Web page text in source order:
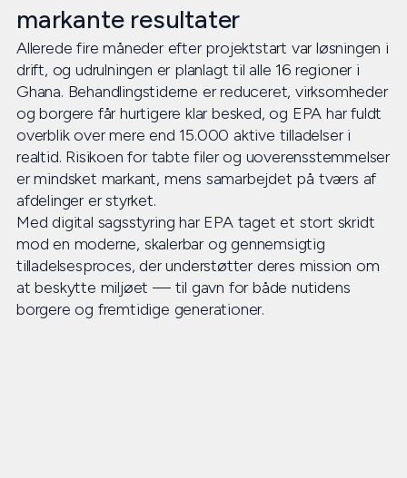
markante resultater
Allerede fire måneder efter projektstart var løsningen i
drift, og udrulningen er planlagt til alle 16 regioner i
Ghana. Behandlingstiderne er reduceret, virksomheder
og borgere får hurtigere klar besked, og EPA har fuldt
overblik over mere end 15.000 aktive tilladelser i
realtid. Risikoen for tabte filer og uoverensstemmelser
er mindsket markant, mens samarbejdet på tværs af
afdelinger er styrket.
Med digital sagsstyring har EPA taget et stort skridt
mod en moderne, skalerbar og gennemsigtig
tilladelsesproces, der understøtter deres mission om
at beskytte miljøet — til gavn for både nutidens
borgere og fremtidige generationer.